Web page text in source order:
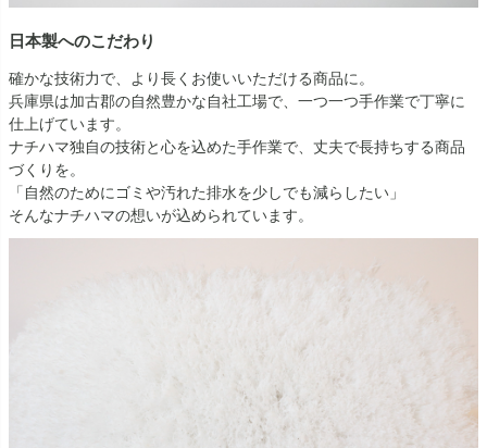
日本製へのこだわり
確かな技術力で、より長くお使いいただける商品に。
兵庫県は加古郡の自然豊かな自社工場で、一つ一つ手作業で丁寧に
仕上げています。
ナチハマ独自の技術と心を込めた手作業で、丈夫で長持ちする商品
づくりを。
「自然のためにゴミや汚れた排水を少しでも減らしたい」
そんなナチハマの想いが込められています。